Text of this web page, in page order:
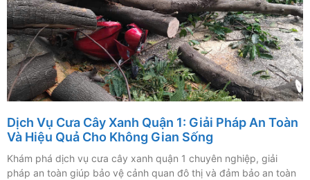
Dịch Vụ Cưa Cây Xanh Quận 1: Giải Pháp An Toàn
Và Hiệu Quả Cho Không Gian Sống
Khám phá dịch vụ cưa cây xanh quận 1 chuyên nghiệp, giải
pháp an toàn giúp bảo vệ cảnh quan đô thị và đảm bảo an toàn